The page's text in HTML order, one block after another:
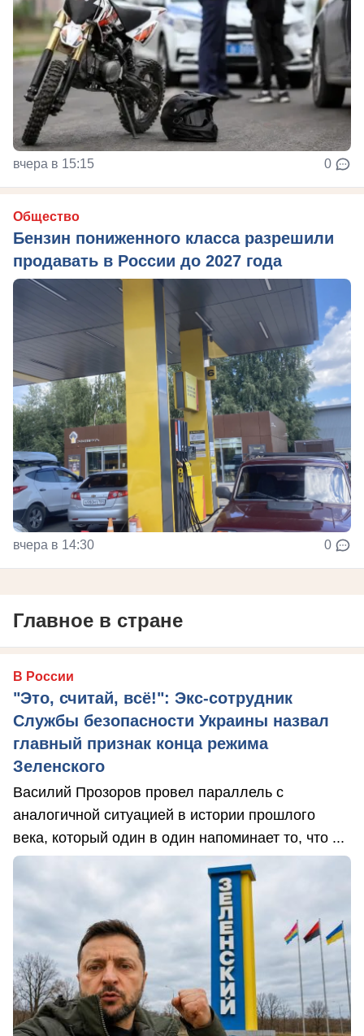
вчера в 15:15 0
Общество
Бензин пониженного класса разрешили
продавать в России до 2027 года
вчера в 14:30 0
Главное в стране
В России
"Это, считай, всё!": Экс-сотрудник
Службы безопасности Украины назвал
главный признак конца режима
Зеленского
Василий Прозоров провел параллель с
аналогичной ситуацией в истории прошлого
века, который один в один напоминает то, что ...